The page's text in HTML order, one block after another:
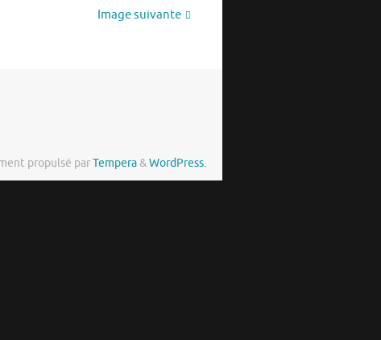
Image suivante
propulsé parTempera&WordPress.